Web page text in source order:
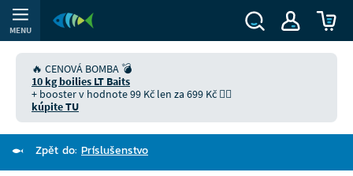
MENU
🔥 CENOVÁ BOMBA 💣
10 kg boilies LT Baits
+ booster v hodnote 99 Kč len za 699 Kč 👉🏻
kúpite TU
Zpět do: Príslušenstvo